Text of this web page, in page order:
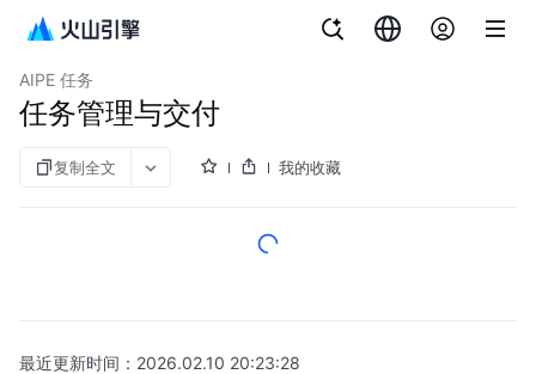
机器翻译
AIPE 任务
任务管理与交付
复制全文 我的收藏
最近更新时间： 2026.02.10 20:23:28